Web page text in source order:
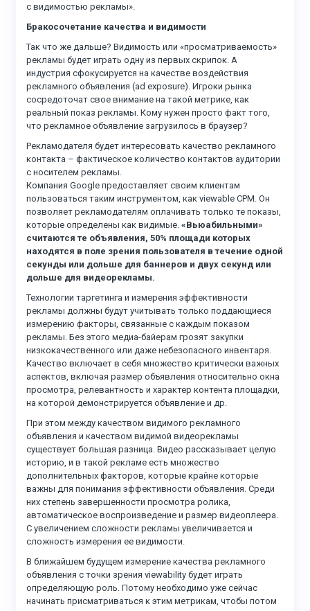
с видимостью рекламы».
Бракосочетание качества и видимости
Так что же дальше? Видимость или «просматриваемость»
рекламы будет играть одну из первых скрипок. А
индустрия сфокусируется на качестве воздействия
рекламного объявления (ad exposure). Игроки рынка
сосредоточат свое внимание на такой метрике, как
реальный показ рекламы. Кому нужен просто факт того,
что рекламное объявление загрузилось в браузер?
Рекламодателя будет интересовать качество рекламного
контакта – фактическое количество контактов аудитории
с носителем рекламы.
Компания Google предоставляет своим клиентам
пользоваться таким инструментом, как viewable CPM. Он
позволяет рекламодателям оплачивать только те показы,
которые определены как видимые. «Вьюабильными»
считаются те объявления, 50% площади которых
находятся в поле зрения пользователя в течение одной
секунды или дольше для баннеров и двух секунд или
дольше для видеорекламы.
Технологии таргетинга и измерения эффективности
рекламы должны будут учитывать только поддающиеся
измерению факторы, связанные с каждым показом
рекламы. Без этого медиа-байерам грозят закупки
низкокачественного или даже небезопасного инвентаря.
Качество включает в себя множество критически важных
аспектов, включая размер объявления относительно окна
просмотра, релевантность и характер контента площадки,
на которой демонстрируется объявление и др.
При этом между качеством видимого рекламного
объявления и качеством видимой видеорекламы
существует большая разница. Видео рассказывает целую
историю, и в такой рекламе есть множество
дополнительных факторов, которые крайне которые
важны для понимания эффективности объявления. Среди
них степень завершенности просмотра ролика,
автоматическое воспроизведение и размер видеоплеера.
С увеличением сложности рекламы увеличивается и
сложность измерения ее видимости.
В ближайшем будущем измерение качества рекламного
объявления с точки зрения viewability будет играть
определяющую роль. Потому необходимо уже сейчас
начинать присматриваться к этим метрикам, чтобы потом